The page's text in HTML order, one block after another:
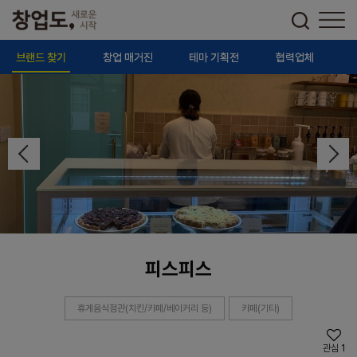
브랜드 찾기 창업 매거진 테마 기획전 협력업체
피스피스
휴게음식점관(치킨/카페/베이커리 등) 카페(기타)
관심 1